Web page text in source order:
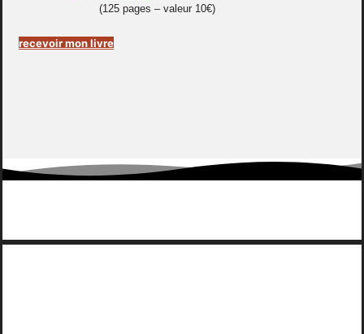
(125 pages – valeur 10€)
recevoir mon livre